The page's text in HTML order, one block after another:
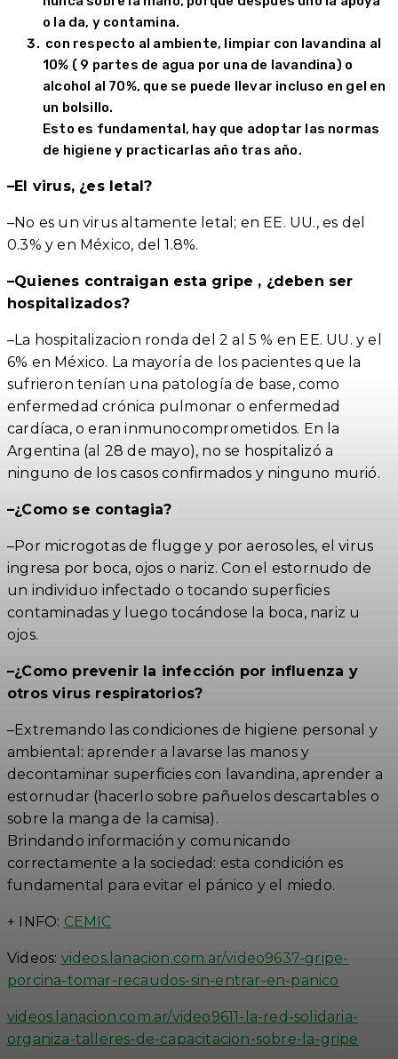
o la da, y contamina.
con respecto al ambiente, limpiar con lavandina al
10% ( 9 partes de agua por una de lavandina) o
alcohol al 70%, que se puede llevar incluso en gel en
un bolsillo.
Esto es fundamental, hay que adoptar las normas
de higiene y practicarlas año tras año.
–El virus, ¿es letal?
–No es un virus altamente letal; en EE. UU., es del
0.3% y en México, del 1.8%.
–Quienes contraigan esta gripe , ¿deben ser
hospitalizados?
–La hospitalizacion ronda del 2 al 5 % en EE. UU. y el
6% en México. La mayoría de los pacientes que la
sufrieron tenían una patología de base, como
enfermedad crónica pulmonar o enfermedad
cardíaca, o eran inmunocomprometidos. En la
Argentina (al 28 de mayo), no se hospitalizó a
ninguno de los casos confirmados y ninguno murió.
–¿Como se contagia?
–Por microgotas de flugge y por aerosoles, el virus
ingresa por boca, ojos o nariz. Con el estornudo de
un individuo infectado o tocando superficies
contaminadas y luego tocándose la boca, nariz u
ojos.
–¿Como prevenir la infección por influenza y
otros virus respiratorios?
–Extremando las condiciones de higiene personal y
ambiental: aprender a lavarse las manos y
decontaminar superficies con lavandina, aprender a
estornudar (hacerlo sobre pañuelos descartables o
sobre la manga de la camisa).
Brindando información y comunicando
correctamente a la sociedad: esta condición es
fundamental para evitar el pánico y el miedo.
+ INFO: CEMIC
Videos: videos.lanacion.com.ar/video9637-gripe-
porcina-tomar-recaudos-sin-entrar-en-panico
videos.lanacion.com.ar/video9611-la-red-solidaria-
organiza-talleres-de-capacitacion-sobre-la-gripe